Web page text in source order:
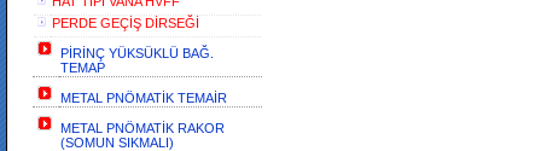
PERDE GEÇİŞ DİRSEĞİ
PİRİNÇ YÜKSÜKLÜ BAĞ.
TEMAP
METAL PNÖMATİK TEMAİR
METAL PNÖMATİK RAKOR
(SOMUN SIKMALI)